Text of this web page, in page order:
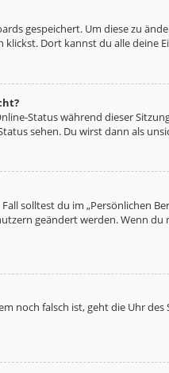
gespeichert. Um diese zu
Dort kannst du alle deine
Status während dieser
sehen. Du wirst dann als
solltest du im „Persönlichen
geändert werden. Wenn
noch falsch ist, geht die Uhr